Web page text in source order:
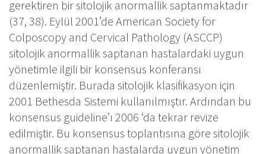
gerektiren bir sitolojik anormallik saptanmaktadır
(37, 38). Eylül 2001’de American Society for
Colposcopy and Cervical Pathology (ASCCP)
sitolojik anormallik saptanan hastalardaki uygun
yönetimle ilgili bir konsensus konferansı
düzenlemiştir. Burada sitolojik klasifikasyon için
2001 Bethesda Sistemi kullanılmıştır. Ardından bu
konsensus guideline’ı 2006 ‘da tekrar revize
edilmiştir. Bu konsensus toplantısına göre sitolojik
anormallik saptanan hastalarda uygun yönetim